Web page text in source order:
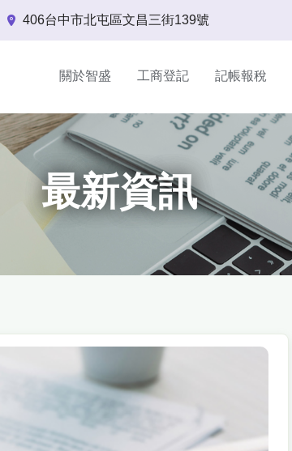
406台中市北屯區文昌三街139號
關於智盛 工商登記 記帳報稅
最新資訊